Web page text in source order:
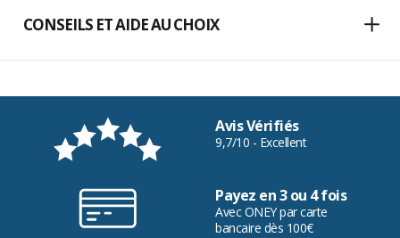
CONSEILS ET AIDE AU CHOIX
Avis Vérifiés
9,7/10 - Excellent
Payez en 3 ou 4 fois
Avec ONEY par carte
bancaire dès 100€